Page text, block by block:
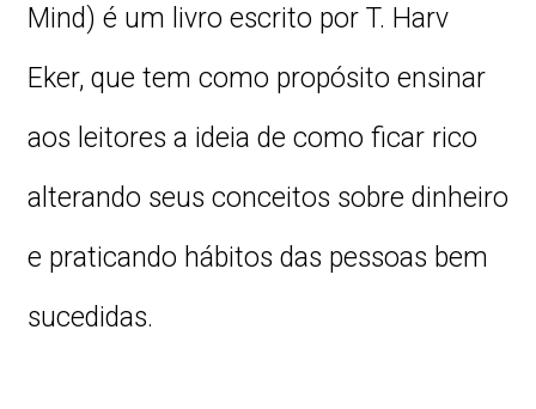
Mind) é um livro escrito por T. Harv
Eker, que tem como propósito ensinar
aos leitores a ideia de como ficar rico
alterando seus conceitos sobre dinheiro
e praticando hábitos das pessoas bem
sucedidas.